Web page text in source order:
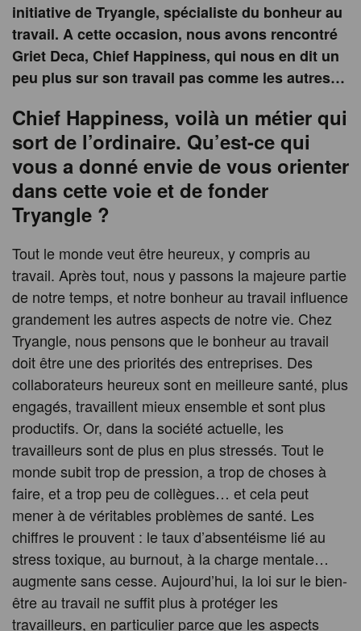
initiative de Tryangle, spécialiste du bonheur au
travail. A cette occasion, nous avons rencontré
Griet Deca, Chief Happiness, qui nous en dit un
peu plus sur son travail pas comme les autres…
Chief Happiness, voilà un métier qui
sort de l’ordinaire. Qu’est-ce qui
vous a donné envie de vous orienter
dans cette voie et de fonder
Tryangle ?
Tout le monde veut être heureux, y compris au
travail. Après tout, nous y passons la majeure partie
de notre temps, et notre bonheur au travail influence
grandement les autres aspects de notre vie. Chez
Tryangle, nous pensons que le bonheur au travail
doit être une des priorités des entreprises. Des
collaborateurs heureux sont en meilleure santé, plus
engagés, travaillent mieux ensemble et sont plus
productifs. Or, dans la société actuelle, les
travailleurs sont de plus en plus stressés. Tout le
monde subit trop de pression, a trop de choses à
faire, et a trop peu de collègues… et cela peut
mener à de véritables problèmes de santé. Les
chiffres le prouvent : le taux d’absentéisme lié au
stress toxique, au burnout, à la charge mentale…
augmente sans cesse. Aujourd’hui, la loi sur le bien-
être au travail ne suffit plus à protéger les
travailleurs, en particulier parce que les aspects